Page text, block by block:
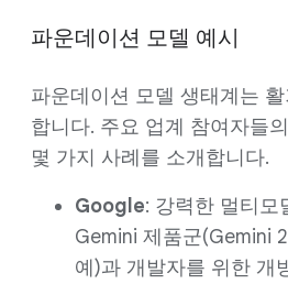
파운데이션 모델 예시
파운데이션 모델 생태계는
합니다. 주요 업계 참여자들
몇 가지 사례를 소개합니다.
Google: 강력한 멀티모
Gemini 제품군(Gemini
예)과 개발자를 위한 개